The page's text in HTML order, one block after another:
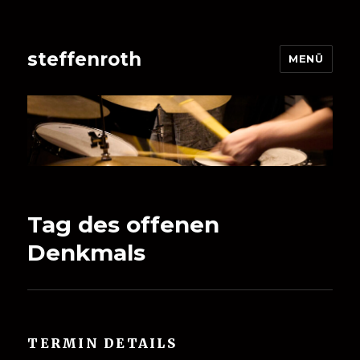
steffenroth MENÜ
Tag des offenen
Denkmals
TERMIN DETAILS